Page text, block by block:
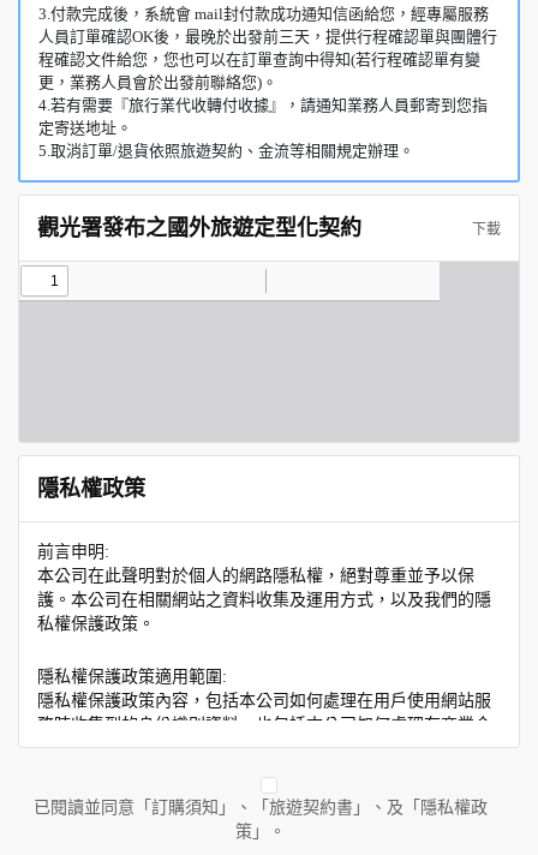
3.付款完成後，系統會 mail封付款成功通知信函給您，經專屬服務
人員訂單確認OK後，最晚於出發前三天，提供行程確認單與團體行
程確認文件給您，您也可以在訂單查詢中得知(若行程確認單有變
更，業務人員會於出發前聯絡您)。
4.若有需要『旅行業代收轉付收據』，請通知業務人員郵寄到您指
定寄送地址。
5.取消訂單/退貨依照旅遊契約、金流等相關規定辦理。
觀光署發布之國外旅遊定型化契約 下載
隱私權政策
前言申明:
本公司在此聲明對於個人的網路隱私權，絕對尊重並予以保
護。本公司在相關網站之資料收集及運用方式，以及我們的隱
私權保護政策。
隱私權保護政策適用範圍:
隱私權保護政策內容，包括本公司如何處理在用戶使用網站服
務時收集到的身份識別資料，也包括本公司如何處理在商業合
作與本公司合作時分享的任何身份識別資料。隱私權保護政策
人員。例如您透過本公司旗下網站上的廣告廠商連結，這些置
放連結的廠商也可能蒐集您個人的資料。對於您主動提供的個
人資訊，這些廣告廠商或連結網站有其個別的隱私權保護政
已閱讀並同意「訂購須知」、「旅遊契約書」、及「隱私權政
策」。